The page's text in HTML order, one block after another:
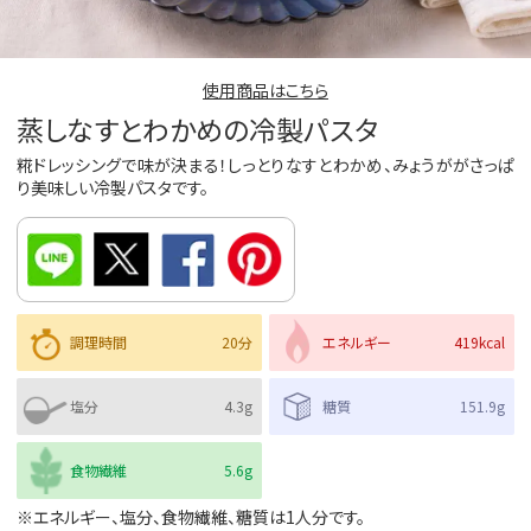
使用商品はこちら
蒸しなすとわかめの冷製パスタ
糀ドレッシングで味が決まる！しっとりなすとわかめ、みょうががさっぱ
り美味しい冷製パスタです。
調理時間 20分 エネルギー 419kcal
塩分 4.3g 糖質 151.9g
食物繊維 5.6g
※エネルギー、塩分、食物繊維、糖質は1人分です。